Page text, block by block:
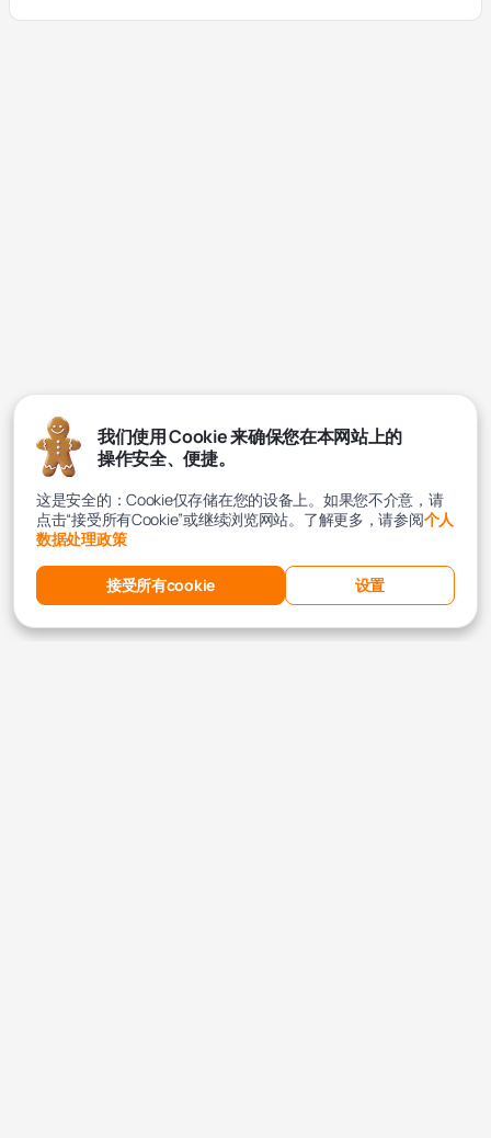
我们使用 Cookie 来确保您在本网站上的
操作安全、便捷。
这是安全的：Cookie仅存储在您的设备上。如果您不介意，请
点击“接受所有Cookie”或继续浏览网站。了解更多，请参阅个人
数据处理政策
接受所有cookie 设置